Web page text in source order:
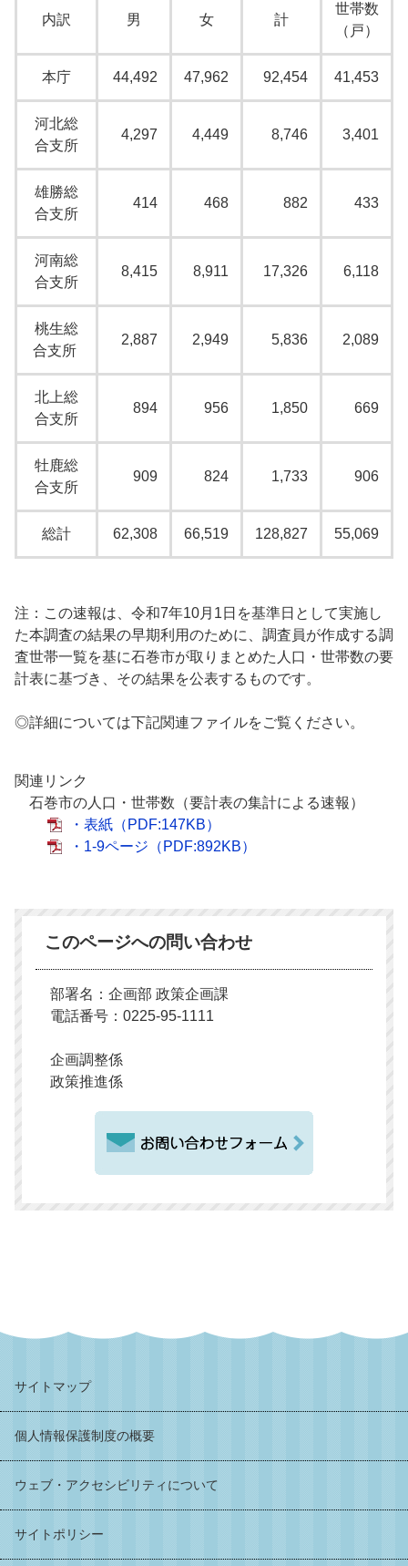
内訳 男 女 計
世帯数
（戸）
本庁 44,492 47,962 92,454 41,453
河北総
合支所
4,297 4,449 8,746 3,401
雄勝総
合支所
414 468 882 433
河南総
合支所
8,415 8,911 17,326 6,118
桃生総
合支所
2,887 2,949 5,836 2,089
北上総
合支所
894 956 1,850 669
牡鹿総
合支所
909 824 1,733 906
総計 62,308 66,519 128,827 55,069
注：この速報は、令和7年10月1日を基準日として実施し
た本調査の結果の早期利用のために、調査員が作成する調
査世帯一覧を基に石巻市が取りまとめた人口・世帯数の要
計表に基づき、その結果を公表するものです。
◎詳細については下記関連ファイルをご覧ください。
関連リンク
石巻市の人口・世帯数（要計表の集計による速報）
・表紙 （PDF:147KB）
・1-9ページ （PDF:892KB）
このページへの問い合わせ
部署名：企画部 政策企画課
電話番号：0225-95-1111
企画調整係
政策推進係
サイトマップ
個人情報保護制度の概要
ウェブ・アクセシビリティについて
サイトポリシー